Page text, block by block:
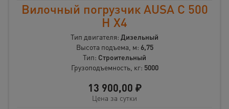
Вилочный погрузчик AUSA C 500
H X4
Тип двигателя: Дизельный
Высота подъема, м: 6,75
Тип: Строительный
Грузоподъемность, кг: 5000
13 900,00 ₽
Цена за сутки